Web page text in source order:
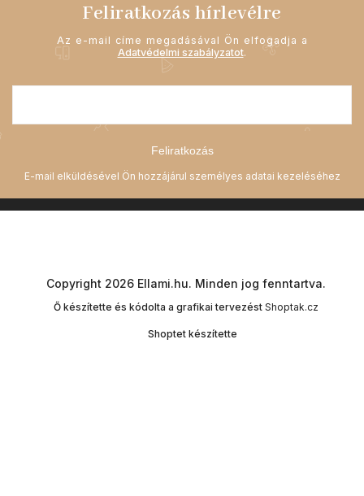
Feliratkozás hírlevélre
Az e-mail címe megadásával Ön elfogadja a
Adatvédelmi szabályzatot.
Feliratkozás
Shoptet készítette
Copyright 2026 Ellami.hu. Minden jog fenntartva.
Ő készítette és kódolta a grafikai tervezést Shoptak.cz